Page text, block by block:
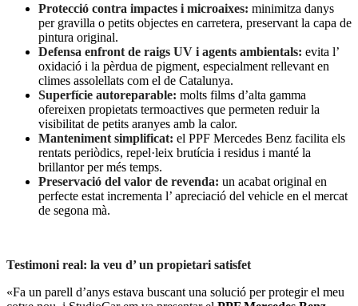
Protecció contra impactes i microaixes: minimitza danys
per gravilla o petits objectes en carretera, preservant la capa de
pintura original.
Defensa enfront de raigs UV i agents ambientals: evita l’
oxidació i la pèrdua de pigment, especialment rellevant en
climes assolellats com el de Catalunya.
Superfície autoreparable: molts films d’alta gamma
ofereixen propietats termoactives que permeten reduir la
visibilitat de petits aranyes amb la calor.
Manteniment simplificat: el PPF Mercedes Benz facilita els
rentats periòdics, repel·leix brutícia i residus i manté la
brillantor per més temps.
Preservació del valor de revenda: un acabat original en
perfecte estat incrementa l’ apreciació del vehicle en el mercat
de segona mà.
Testimoni real: la veu d’ un propietari satisfet
«Fa un parell d’anys estava buscant una solució per protegir el meu